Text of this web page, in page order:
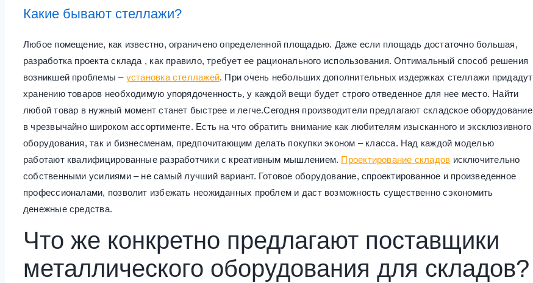
Какие бывают стеллажи?
Любое помещение, как известно, ограничено определенной площадью. Даже если площадь достаточно большая,
разработка проекта склада , как правило, требует ее рационального использования. Оптимальный способ решения
возникшей проблемы – установка стеллажей. При очень небольших дополнительных издержках стеллажи придадут
хранению товаров необходимую упорядоченность, у каждой вещи будет строго отведенное для нее место. Найти
любой товар в нужный момент станет быстрее и легче.Сегодня производители предлагают складское оборудование
в чрезвычайно широком ассортименте. Есть на что обратить внимание как любителям изысканного и эксклюзивного
оборудования, так и бизнесменам, предпочитающим делать покупки эконом – класса. Над каждой моделью
работают квалифицированные разработчики с креативным мышлением. Проектирование складов исключительно
собственными усилиями – не самый лучший вариант. Готовое оборудование, спроектированное и произведенное
профессионалами, позволит избежать неожиданных проблем и даст возможность существенно сэкономить
денежные средства.
Что же конкретно предлагают поставщики
металлического оборудования для складов?